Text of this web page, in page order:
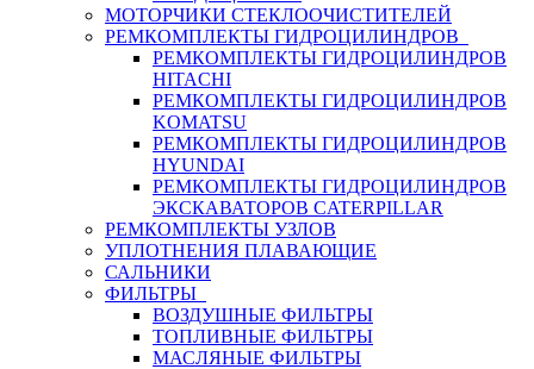
МОТОРЧИКИ СТЕКЛООЧИСТИТЕЛЕЙ
РЕМКОМПЛЕКТЫ ГИДРОЦИЛИНДРОВ
РЕМКОМПЛЕКТЫ ГИДРОЦИЛИНДРОВ
HITACHI
РЕМКОМПЛЕКТЫ ГИДРОЦИЛИНДРОВ
KOMATSU
РЕМКОМПЛЕКТЫ ГИДРОЦИЛИНДРОВ
HYUNDAI
РЕМКОМПЛЕКТЫ ГИДРОЦИЛИНДРОВ
ЭКСКАВАТОРОВ CATERPILLAR
РЕМКОМПЛЕКТЫ УЗЛОВ
УПЛОТНЕНИЯ ПЛАВАЮЩИЕ
САЛЬНИКИ
ФИЛЬТРЫ
ВОЗДУШНЫЕ ФИЛЬТРЫ
ТОПЛИВНЫЕ ФИЛЬТРЫ
МАСЛЯНЫЕ ФИЛЬТРЫ